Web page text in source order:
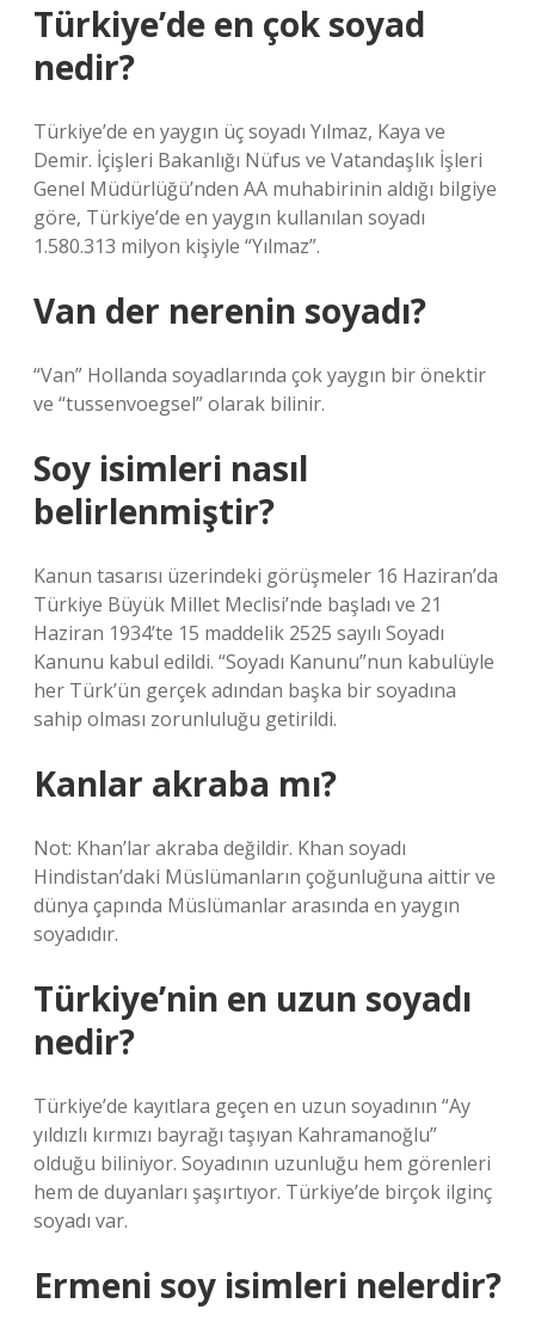
Türkiye’de en çok soyad
nedir?
Türkiye’de en yaygın üç soyadı Yılmaz, Kaya ve
Demir. İçişleri Bakanlığı Nüfus ve Vatandaşlık İşleri
Genel Müdürlüğü’nden AA muhabirinin aldığı bilgiye
göre, Türkiye’de en yaygın kullanılan soyadı
1.580.313 milyon kişiyle “Yılmaz”.
Van der nerenin soyadı?
“Van” Hollanda soyadlarında çok yaygın bir önektir
ve “tussenvoegsel” olarak bilinir.
Soy isimleri nasıl
belirlenmiştir?
Kanun tasarısı üzerindeki görüşmeler 16 Haziran’da
Türkiye Büyük Millet Meclisi’nde başladı ve 21
Haziran 1934’te 15 maddelik 2525 sayılı Soyadı
Kanunu kabul edildi. “Soyadı Kanunu”nun kabulüyle
her Türk’ün gerçek adından başka bir soyadına
sahip olması zorunluluğu getirildi.
Kanlar akraba mı?
Not: Khan’lar akraba değildir. Khan soyadı
Hindistan’daki Müslümanların çoğunluğuna aittir ve
dünya çapında Müslümanlar arasında en yaygın
soyadıdır.
Türkiye’nin en uzun soyadı
nedir?
Türkiye’de kayıtlara geçen en uzun soyadının “Ay
yıldızlı kırmızı bayrağı taşıyan Kahramanoğlu”
olduğu biliniyor. Soyadının uzunluğu hem görenleri
hem de duyanları şaşırtıyor. Türkiye’de birçok ilginç
soyadı var.
Ermeni soy isimleri nelerdir?